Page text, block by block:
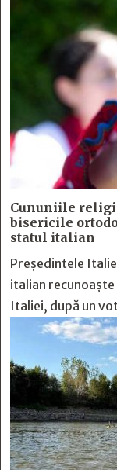
Cununiile
bisericile
statul italian
Președintele
italian
Italiei, după un